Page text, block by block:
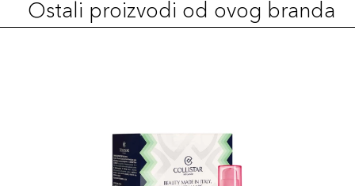
Ostali proizvodi od ovog branda